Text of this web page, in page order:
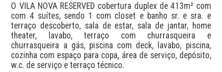
O VILA NOVA RESERVED cobertura duplex de 413m² com
com 4 suítes, sendo 1 com closet e banho sr. e sra. e
terraço descoberto, sala de estar, sala de jantar, home
theater, lavabo, terraço com churrasqueira e
churrasqueira a gás, piscina com deck, lavabo, piscina,
cozinha com espaço para copa, área de serviço, depósito,
w.c. de serviço e terraço técnico.